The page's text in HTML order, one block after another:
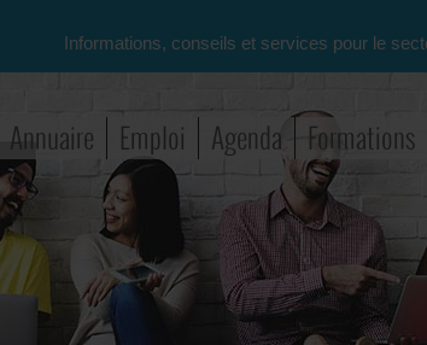
Informations, conseils et services pour le
Annuaire Emploi Agenda Formations